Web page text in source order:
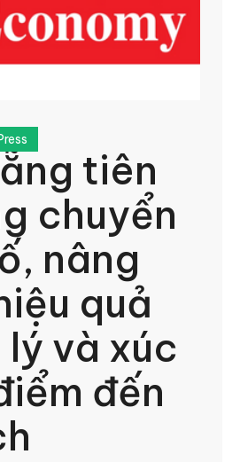
tiên
chuyển
nâng
quả
lý và xúc
đến